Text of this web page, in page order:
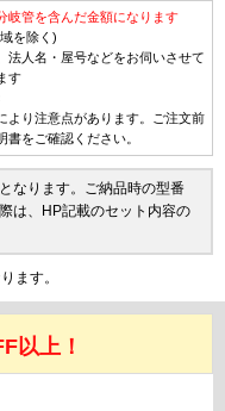
岐管を含んだ金額になります
を除く)
人名・屋号などをお伺いさせて
す
より注意点があります。ご注文前
書をご確認ください。
なります。ご納品時の型番
は、HP記載のセット内容の
ます。
以上！